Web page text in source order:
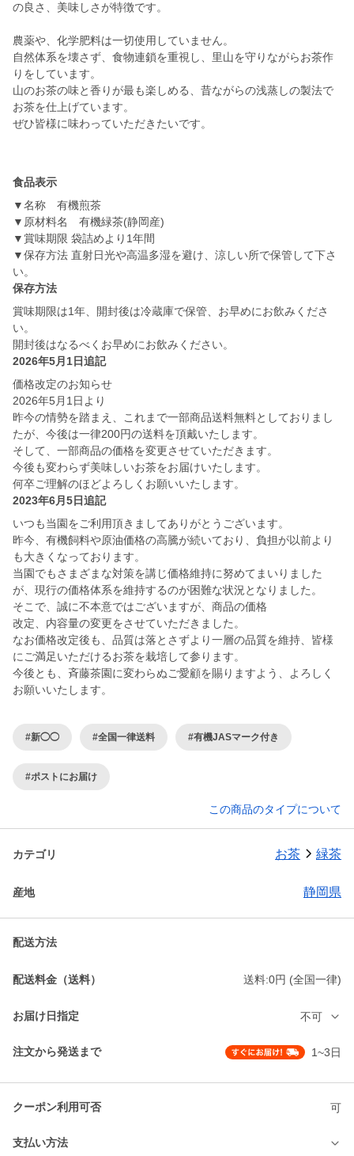
の良さ、美味しさが特徴です。
農薬や、化学肥料は一切使用していません。
自然体系を壊さず、食物連鎖を重視し、里山を守りながらお茶作
りをしています。
山のお茶の味と香りが最も楽しめる、昔ながらの浅蒸しの製法で
お茶を仕上げています。
ぜひ皆様に味わっていただきたいです。
食品表示
▼名称 有機煎茶
▼原材料名 有機緑茶(静岡産)
▼賞味期限 袋詰めより1年間
▼保存方法 直射日光や高温多湿を避け、涼しい所で保管して下さ
い。
保存方法
賞味期限は1年、開封後は冷蔵庫で保管、お早めにお飲みくださ
い。
開封後はなるべくお早めにお飲みください。
2026年5月1日追記
価格改定のお知らせ
2026年5月1日より
昨今の情勢を踏まえ、これまで一部商品送料無料としておりまし
たが、今後は一律200円の送料を頂戴いたします。
そして、一部商品の価格を変更させていただきます。
今後も変わらず美味しいお茶をお届けいたします。
何卒ご理解のほどよろしくお願いいたします。
2023年6月5日追記
いつも当園をご利用頂きましてありがとうございます。
昨今、有機飼料や原油価格の高騰が続いており、負担が以前より
も大きくなっております。
当園でもさまざまな対策を講じ価格維持に努めてまいりました
が、現行の価格体系を維持するのが困難な状況となりました。
そこで、誠に不本意ではございますが、商品の価格
改定、内容量の変更をさせていただきました。
なお価格改定後も、品質は落とさずより一層の品質を維持、皆様
にご満足いただけるお茶を栽培して参ります。
今後とも、斉藤茶園に変わらぬご愛顧を賜りますよう、よろしく
お願いいたします。
#新◯◯ #全国一律送料 #有機JASマーク付き
#ポストにお届け
この商品のタイプについて
カテゴリ お茶 緑茶
産地 静岡県
配送方法
配送料金（送料） 送料:0円 (全国一律)
お届け日指定 不可
注文から発送まで 1~3日
クーポン利用可否 可
支払い方法